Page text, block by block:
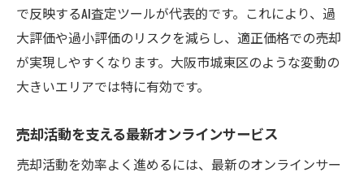
で反映するAI査定ツールが代表的です。これにより、過
大評価や過小評価のリスクを減らし、適正価格での売却
が実現しやすくなります。大阪市城東区のような変動の
大きいエリアでは特に有効です。
売却活動を支える最新オンラインサービス
売却活動を効率よく進めるには、最新のオンラインサー